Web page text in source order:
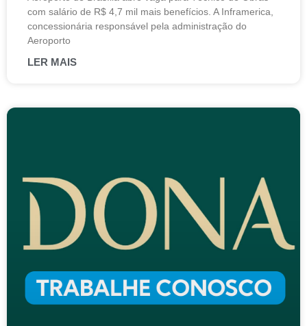
com salário de R$ 4,7 mil mais benefícios. A Inframerica,
concessionária responsável pela administração do
Aeroporto
LER MAIS